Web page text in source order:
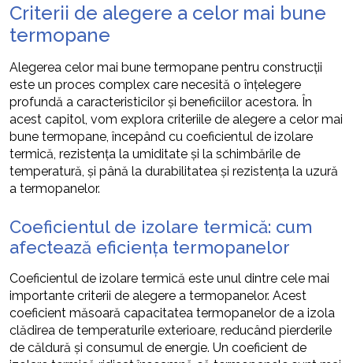
Criterii de alegere a celor mai bune
termopane
Alegerea celor mai bune termopane pentru construcții
este un proces complex care necesită o înțelegere
profundă a caracteristicilor și beneficiilor acestora. În
acest capitol, vom explora criteriile de alegere a celor mai
bune termopane, începând cu coeficientul de izolare
termică, rezistența la umiditate și la schimbările de
temperatură, și până la durabilitatea și rezistența la uzură
a termopanelor.
Coeficientul de izolare termică: cum
afectează eficiența termopanelor
Coeficientul de izolare termică este unul dintre cele mai
importante criterii de alegere a termopanelor. Acest
coeficient măsoară capacitatea termopanelor de a izola
clădirea de temperaturile exterioare, reducând pierderile
de căldură și consumul de energie. Un coeficient de